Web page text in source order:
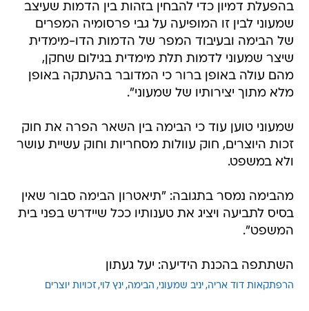
בהפעלת דמיון כדי להבחין בזהות בין הדמות שעיצב
שמעוני לבין זו המופיעה על גבי פרסומיה המפרים
של הבימה ובעיבוד המפר של הדמות הדו-מימדית
שיצר שמעוני לדמות תלת מימדית בגילום שחקן,
מהם עולה באופן ברור כי המדובר בהעתקה באופן
מלא מתוך יצירותיו של שמעוני".
שמעוני טוען עוד כי הבימה בין השאר הפרה את חוק
זכות היוצרים, חוק עוולות מסחריות וחוק עשיית עושר
ולא במשפט.
מהבימה נמסר בתגובה: "תיאטרון הבימה סבור שאין
בסיס לתביעה ויציג את טענותיו ככל שיידרש בפני בית
המשפט".
השתתפה בהכנת הידיעה: יעל געתון
הרפתקאות דוד אריה יניב שמעוני הבימה ינץ לוי זכויות יוצרים